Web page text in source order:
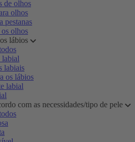
de olhos
olhos
pestanas
olhos
lábios
labial
labiais
os lábios
labial
com as necessidades/tipo de pele